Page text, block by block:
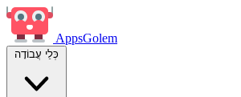
AppsGolem
כְּלֵי עֲבוֹדָה